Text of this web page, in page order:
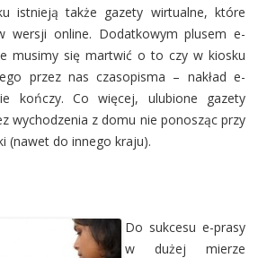
istnieją także gazety wirtualne, które
wersji online. Dodatkowym plusem e-
musimy się martwić o to czy w kiosku
przez nas czasopisma – nakład e-
kończy. Co więcej, ulubione gazety
wychodzenia z domu nie ponosząc przy
(nawet do innego kraju).
Do sukcesu e-prasy
w dużej mierze